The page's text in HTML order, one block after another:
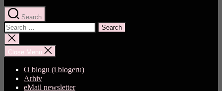
Search
Search
for:
Close
search
Close Menu
O blogu (i blogeru)
Arhiv
eMail newsletter